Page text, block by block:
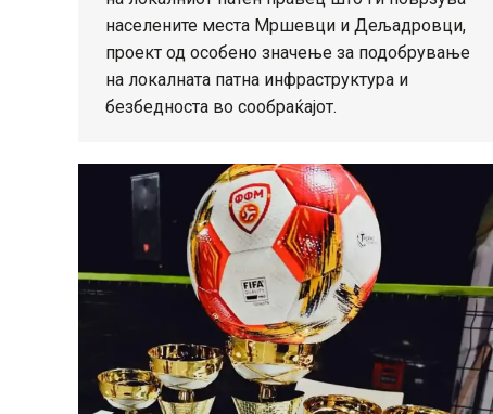
населените места Мршевци и Дељадровци,
проект од особено значење за подобрување
на локалната патна инфраструктура и
безбедноста во сообраќајот.